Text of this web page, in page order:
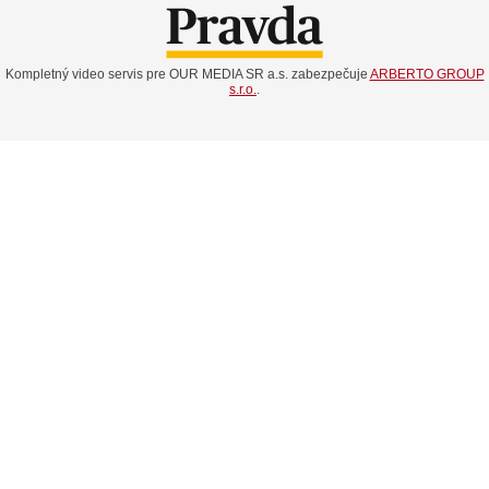
Kompletný video servis pre OUR MEDIA SR a.s. zabezpečuje ARBERTO GROUP
s.r.o..